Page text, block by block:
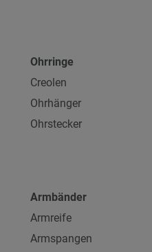
Ohrringe
Creolen
Ohrhänger
Ohrstecker
Armbänder
Armreife
Armspangen